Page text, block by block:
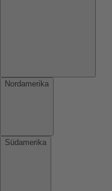
Nordamerika
Südamerika